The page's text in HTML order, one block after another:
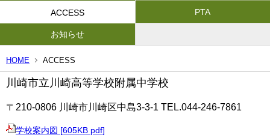
ACCESS PTA
お知らせ
HOME ACCESS
川崎市立川崎高等学校附属中学校
〒210-0806 川崎市川崎区中島3-3-1 TEL.044-246-7861
学校案内図 [605KB pdf]